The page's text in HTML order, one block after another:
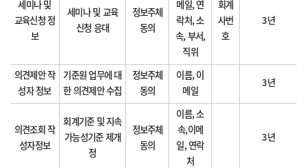
세미나 및
교육신청 정
보
세미나 및 교육
신청 응대
정보주체
동의
메일, 연
락처, 소
속, 부서,
직위
회계
사번
호
3년
의견제안 작
성자 정보
기준원 업무에 대
한 의견제안 수집
정보주체
동의
이름, 이
메일
3년
의견조회 작
성자정보
회계기준 및 지속
가능성기준 제개
정
정보주체
동의
이름, 소
속,이메
일, 연락
처
3년